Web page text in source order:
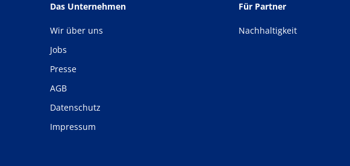
Das Unternehmen
Wir über uns
Jobs
Presse
AGB
Datenschutz
Impressum
Für Partner
Nachhaltigkeit